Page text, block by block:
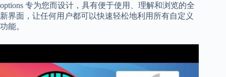
options 专为您而设计，具有便于使用、理解和浏览的全
新界面，让任何用户都可以快速轻松地利用所有自定义
功能。